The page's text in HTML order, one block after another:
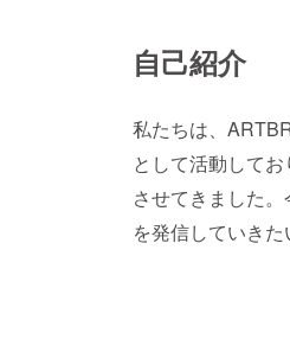
自己紹介
私たちは、
として活動して
させてきました
を発信していきた